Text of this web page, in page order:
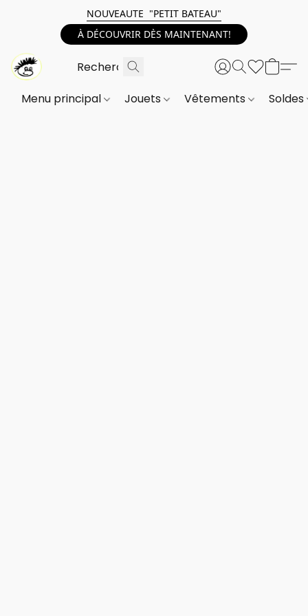
NOUVEAUTE "PETIT BATEAU"
À DÉCOUVRIR DÈS MAINTENANT!
Menu principal Jouets Vêtements Soldes